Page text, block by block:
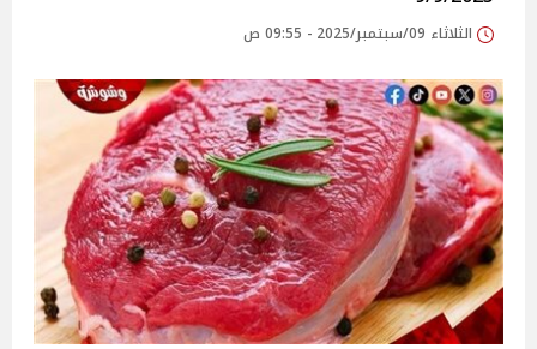
الثلاثاء 09/سبتمبر/2025 - 09:55 ص